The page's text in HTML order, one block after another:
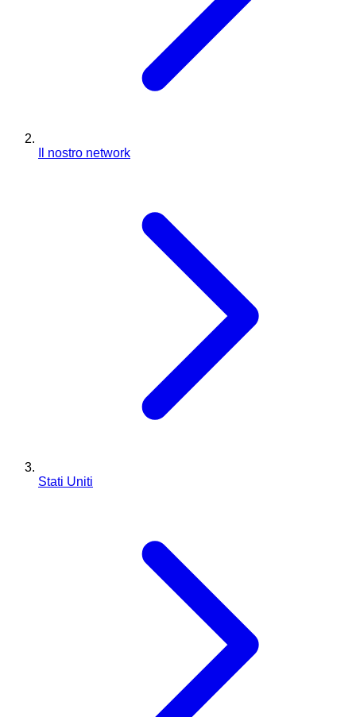
Il nostro network
Stati Uniti